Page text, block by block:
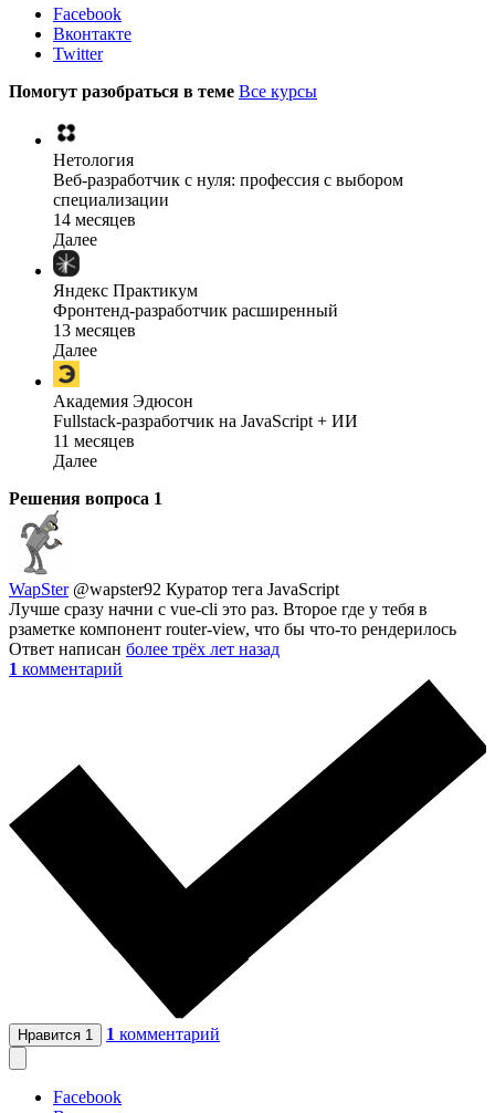
Facebook
Вконтакте
Twitter
Помогут разобраться в теме Все курсы
Нетология
Веб-разработчик с нуля: профессия с выбором
специализации
14 месяцев
Далее
Яндекс Практикум
Фронтенд-разработчик расширенный
13 месяцев
Далее
Академия Эдюсон
Fullstack-разработчик на JavaScript + ИИ
11 месяцев
Далее
Решения вопроса 1
WapSter @wapster92 Куратор тега JavaScript
Лучше сразу начни с vue-cli это раз. Второе где у тебя в
рзаметке компонент router-view, что бы что-то рендерилось
Ответ написан более трёх лет назад
1 комментарий
Нравится 1 1 комментарий
Facebook